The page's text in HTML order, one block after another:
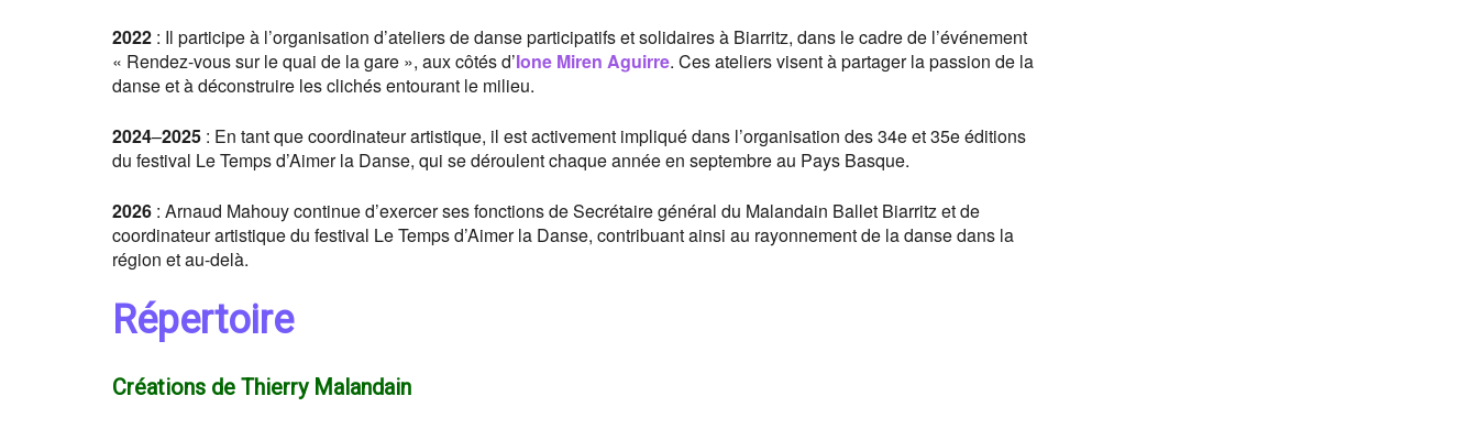
2022 : Il participe à l’organisation d’ateliers de danse participatifs et solidaires à Biarritz, dans le cadre de l’événement
« Rendez-vous sur le quai de la gare », aux côtés d’Ione Miren Aguirre. Ces ateliers visent à partager la passion de la
danse et à déconstruire les clichés entourant le milieu.
2024–2025 : En tant que coordinateur artistique, il est activement impliqué dans l’organisation des 34e et 35e éditions
du festival Le Temps d’Aimer la Danse, qui se déroulent chaque année en septembre au Pays Basque.
2026 : Arnaud Mahouy continue d’exercer ses fonctions de Secrétaire général du Malandain Ballet Biarritz et de
coordinateur artistique du festival Le Temps d’Aimer la Danse, contribuant ainsi au rayonnement de la danse dans la
région et au-delà.
Répertoire
Créations de Thierry Malandain